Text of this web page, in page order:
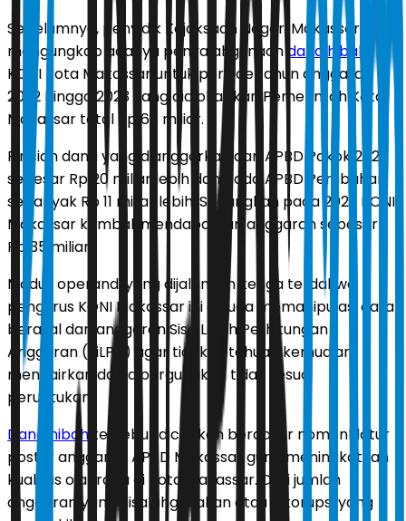
Sebelumnya, penyidik Kejaksaan Negeri Makassar
mengungkap adanya penyalahgunaan dana hibah
KONI Kota Makassar untuk periode tahun anggaran
2022 hingga 2023 yang dialokasikan Pemerintah Kota
Makassar total Rp 66 miliar.
Rincian dana yang dianggarkan dari APBD Pokok 2022
sebesar Rp 20 miliar lebih dan pada APBD Perubahan
sebanyak Rp 11 miliar lebih. Sedangkan pada 2023 KONI
Makassar kembali mendapatkan anggaran sebesar
Rp 35 miliar.
Modus operandi yang dijalankan ketiga terdakwa
pengurus KONI Makassar ini diduga memanipulasi data
berasal dari anggaran Sisa Lebih Perhitungan
Anggaran (SiLPA) agar tidak ketahuan kemudian
mencairkan dan dipergunakan tidak sesuai
peruntukan.
Dana hibah tersebut dicairkan berdasar nomenklatur
postur anggaran APBD Makassar guna meningkatkan
kualitas olahraga di Kota Makassar. Dari jumlah
anggaran yang disalahgunakan atau dikorupsi yang